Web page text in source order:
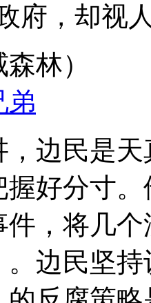
府，却视
林）
弟
，边民是
好分寸
，将几
。边民坚